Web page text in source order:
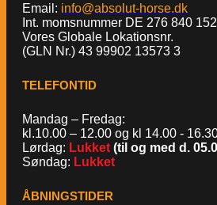
Email: info@absolut-horse.dk
Int. momsnummer DE 276 840 152
Vores Globale Lokationsnr.
(GLN Nr.) 43 99902 13573 3
TELEFONTID
Mandag – Fredag:
kl.10.00 – 12.00 og kl 14.00 -
Lørdag: Lukket (til og med d.
Søndag: Lukket
ÅBNINGSTIDER